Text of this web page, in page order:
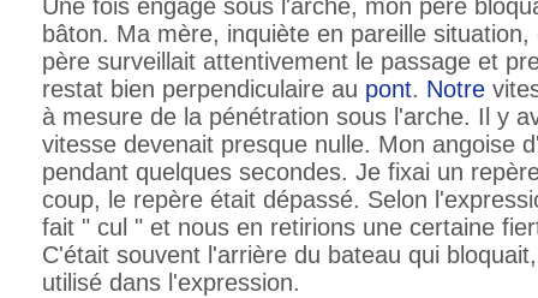
Une fois engagé sous l'arche, mon père
bâton. Ma mère, inquiète en pareille
père surveillait attentivement le passage et
restat bien perpendiculaire au pont. Notre
à mesure de la pénétration sous l'arche. Il y
vitesse devenait presque nulle. Mon angoise
pendant quelques secondes. Je fixai un
coup, le repère était dépassé. Selon
fait " cul " et nous en retirions une certaine
C'était souvent l'arrière du bateau qui
utilisé dans l'expression.